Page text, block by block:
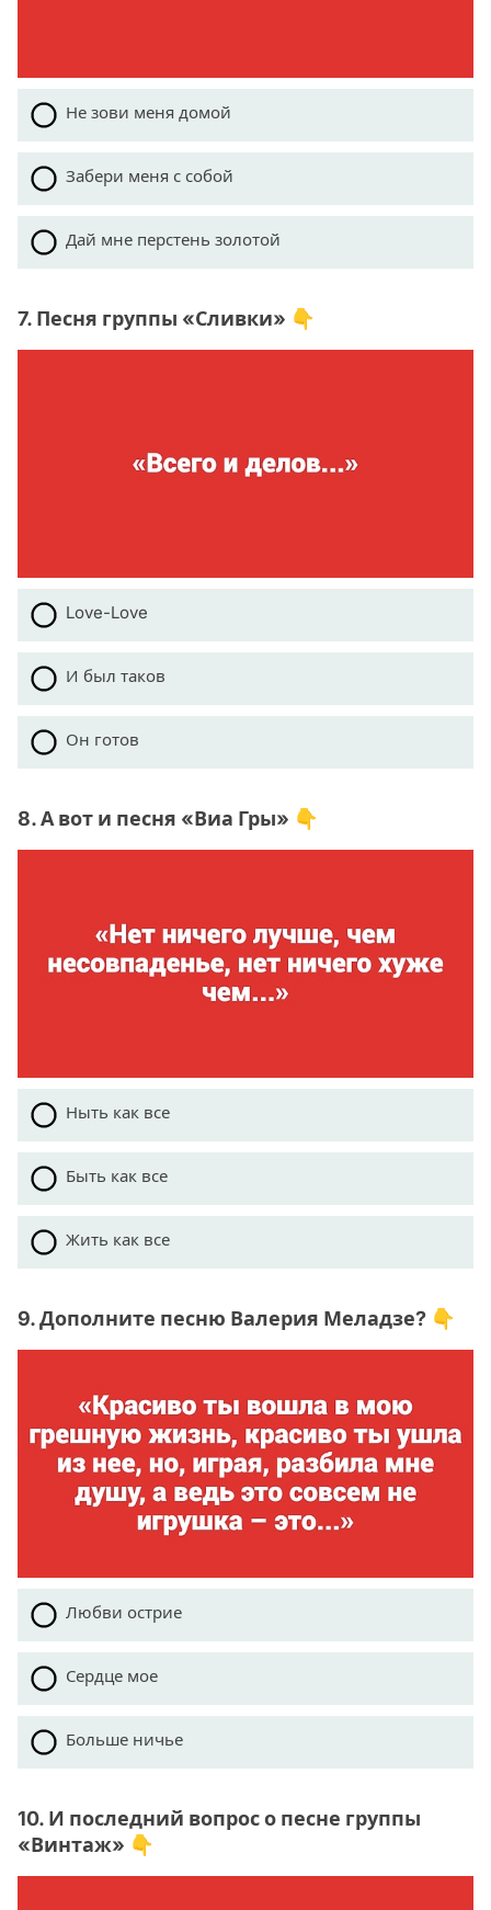
Не зови меня домой
Забери меня с собой
Дай мне перстень золотой
7. Песня группы «Сливки» 👇
Love-Love
И был таков
Он готов
8. А вот и песня «Виа Гры» 👇
Ныть как все
Быть как все
Жить как все
9. Дополните песню Валерия Меладзе? 👇
Любви острие
Сердце мое
Больше ничье
10. И последний вопрос о песне группы
«Винтаж» 👇